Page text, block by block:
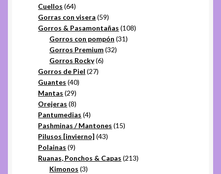
Cuellos 6464
productos
Gorras con visera 5959
productos
Gorros & Pasamontañas 108108
Gorros con pompón 3131
Gorros Premium 3232
Gorros Rocky 66
Gorros de Piel 2727
Guantes 4040
Mantas 2929
productos
Orejeras 88
productos
Pantumedias 44
productos
Pashminas / Mantones 1515
Pilusos [invierno] 4343
Polainas 99
productos
Ruanas, Ponchos & Capas 213213
Kimonos 33